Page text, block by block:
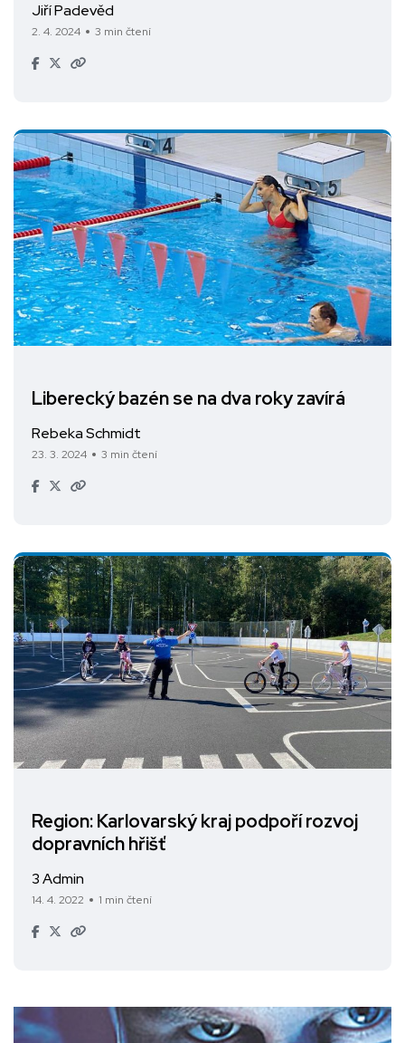
Jiří Padevěd
2. 4. 2024 3 min čtení
Liberecký bazén se na dva roky zavírá
Rebeka Schmidt
23. 3. 2024 3 min čtení
Region: Karlovarský kraj podpoří rozvoj
dopravních hřišť
3 Admin
14. 4. 2022 1 min čtení